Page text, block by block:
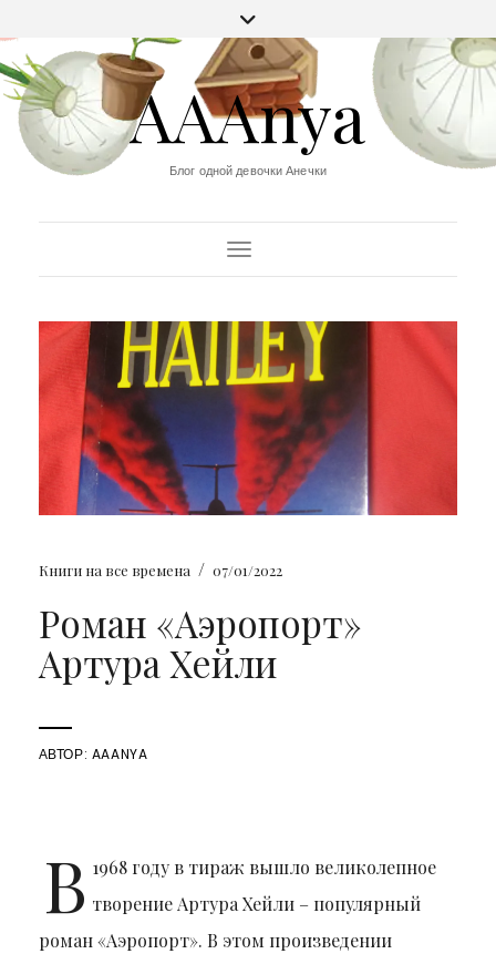
AAAnya
Блог одной девочки Анечки
Переключить навигацию
Книги на все времена / 07/01/2022
Роман «Аэропорт»
Артура Хейли
АВТОР: AAANYA
В 1968 году в тираж вышло великолепное
творение Артура Хейли – популярный
роман «Аэропорт». В этом произведении